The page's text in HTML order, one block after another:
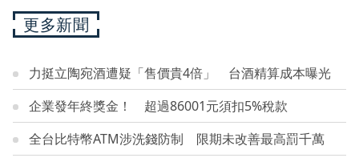
更多新聞
力挺立陶宛酒遭疑「售價貴4倍」 台酒精算成本曝光
企業發年終獎金！ 超過86001元須扣5%稅款
全台比特幣ATM涉洗錢防制 限期未改善最高罰千萬